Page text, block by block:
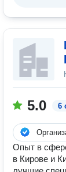
5.0 6
Опыт в
в Кирове и